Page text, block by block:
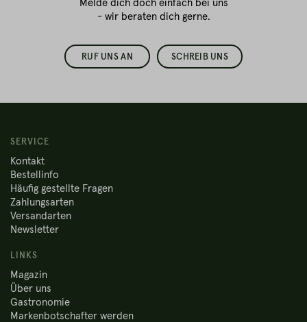
Melde dich doch einfach bei uns
- wir beraten dich gerne.
RUF UNS AN SCHREIB UNS
SERVICE
Kontakt
Bestellinfo
Häufig gestellte Fragen
Zahlungsarten
Versandarten
Newsletter
LINKS
Magazin
Über uns
Gastronomie
Markenbotschafter werden